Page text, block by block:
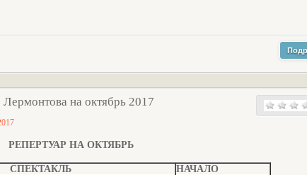
на октябрь 2017
РЕПЕРТУАР НА ОКТЯБРЬ
СПЕКТАКЛЬ
НАЧАЛО